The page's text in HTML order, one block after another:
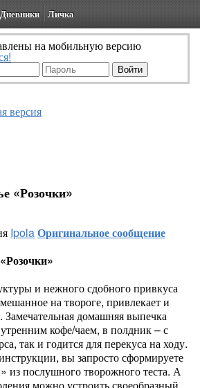
Дневники Личка
на мобильную версию
версия
«Розочки»
IpolaОригинальное сообщение
и нежного сдобного привкуса
на твороге, привлекает и
домашняя выпечка
утренним кофе/чаем, в полдник – с
так и годится для перекуса на ходу.
вы запросто сформируете
из послушного творожного теста. А